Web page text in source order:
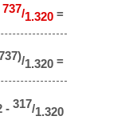
737/1.320=
/1.320=
- 317/1.320